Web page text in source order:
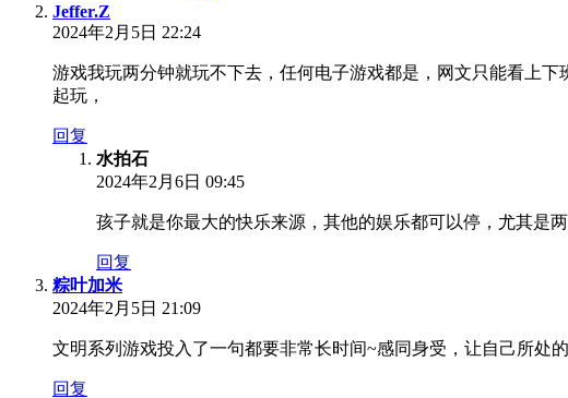
Jeffer.Z
2024年2月5日 22:24
游戏我玩两分钟就玩不下去，任何电子游戏都是，网文只能看上
起玩，
回复
水拍石
2024年2月6日 09:45
孩子就是你最大的快乐来源，其他的娱乐都可以停，尤其是
回复
粽叶加米
2024年2月5日 21:09
文明系列游戏投入了一句都要非常长时间~感同身受，让自己所处
回复